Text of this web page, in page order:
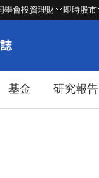
學會投資理財 即時股市
基金 研究報告